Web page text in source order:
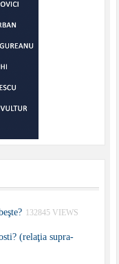
132845 VIEWS
(relaţia supra-